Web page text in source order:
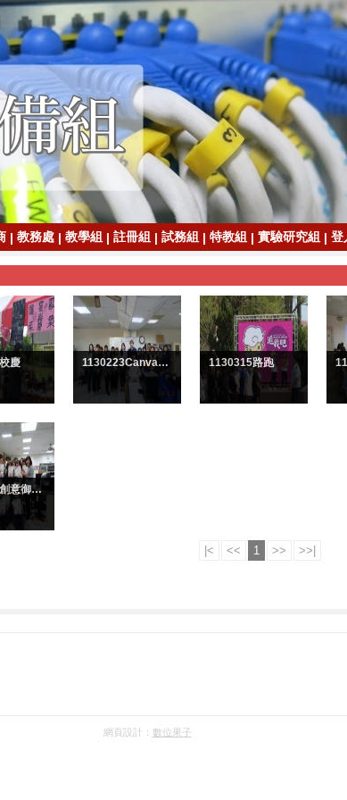
| 教務處 | 教學組 | 註冊組 | 試務組 | 特教組 | 實驗研究組 | 登
網頁設計： 數位果子